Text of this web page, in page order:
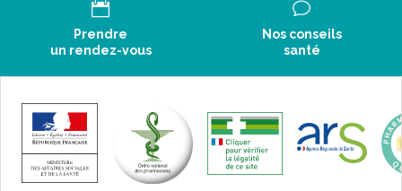
Prendre
un rendez-vous
Nos conseils
santé